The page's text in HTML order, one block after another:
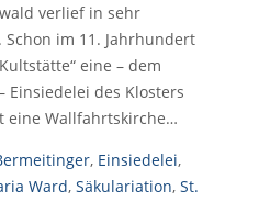
verlief in sehr
im 11. Jahrhundert
eine – dem
Einsiedelei des Klosters
eine Wallfahrtskirche…
, Einsiedelei,
Ward, Säkulariation, St.